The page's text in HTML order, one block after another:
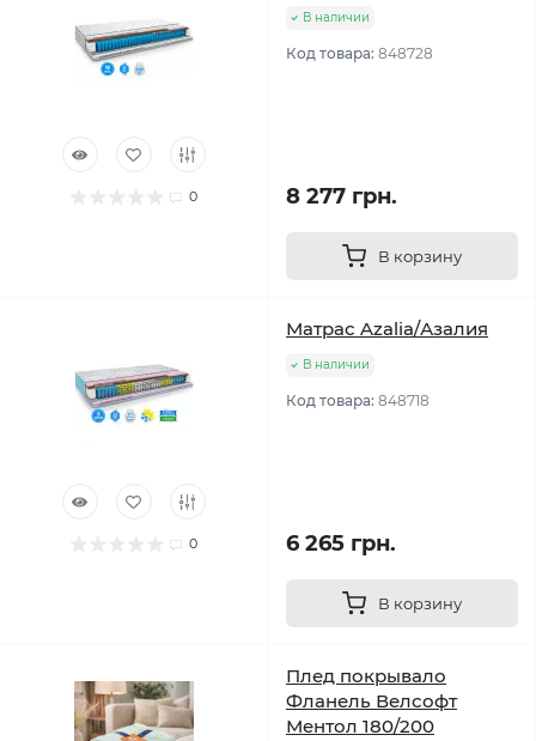
0
В наличии
Код товара: 848728
8 277 грн.
В корзину
0
Матрас Azalia/Азалия
В наличии
Код товара: 848718
6 265 грн.
В корзину
Плед покрывало
Фланель Велсофт
Ментол 180/200